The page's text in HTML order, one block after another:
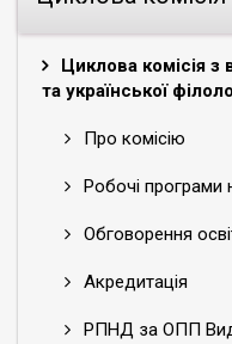
Циклова комісія з
та української
Про комісію
Робочі програми
Обговорення
Акредитація
РПНД за ОПП